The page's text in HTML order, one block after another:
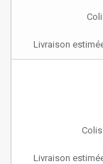
Livraison
Livraison